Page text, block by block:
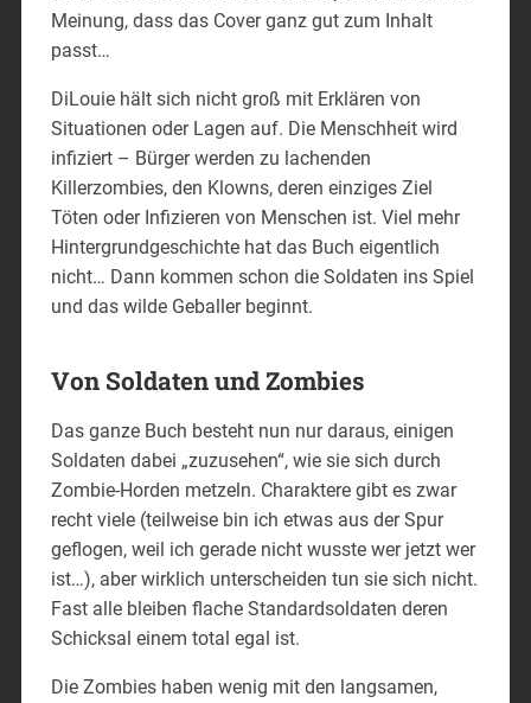
Meinung, dass das Cover ganz gut zum Inhalt
passt…
DiLouie hält sich nicht groß mit Erklären von
Situationen oder Lagen auf. Die Menschheit wird
infiziert – Bürger werden zu lachenden
Killerzombies, den Klowns, deren einziges Ziel
Töten oder Infizieren von Menschen ist. Viel mehr
Hintergrundgeschichte hat das Buch eigentlich
nicht… Dann kommen schon die Soldaten ins Spiel
und das wilde Geballer beginnt.
Von Soldaten und Zombies
Das ganze Buch besteht nun nur daraus, einigen
Soldaten dabei „zuzusehen“, wie sie sich durch
Zombie-Horden metzeln. Charaktere gibt es zwar
recht viele (teilweise bin ich etwas aus der Spur
geflogen, weil ich gerade nicht wusste wer jetzt wer
ist…), aber wirklich unterscheiden tun sie sich nicht.
Fast alle bleiben flache Standardsoldaten deren
Schicksal einem total egal ist.
Die Zombies haben wenig mit den langsamen,